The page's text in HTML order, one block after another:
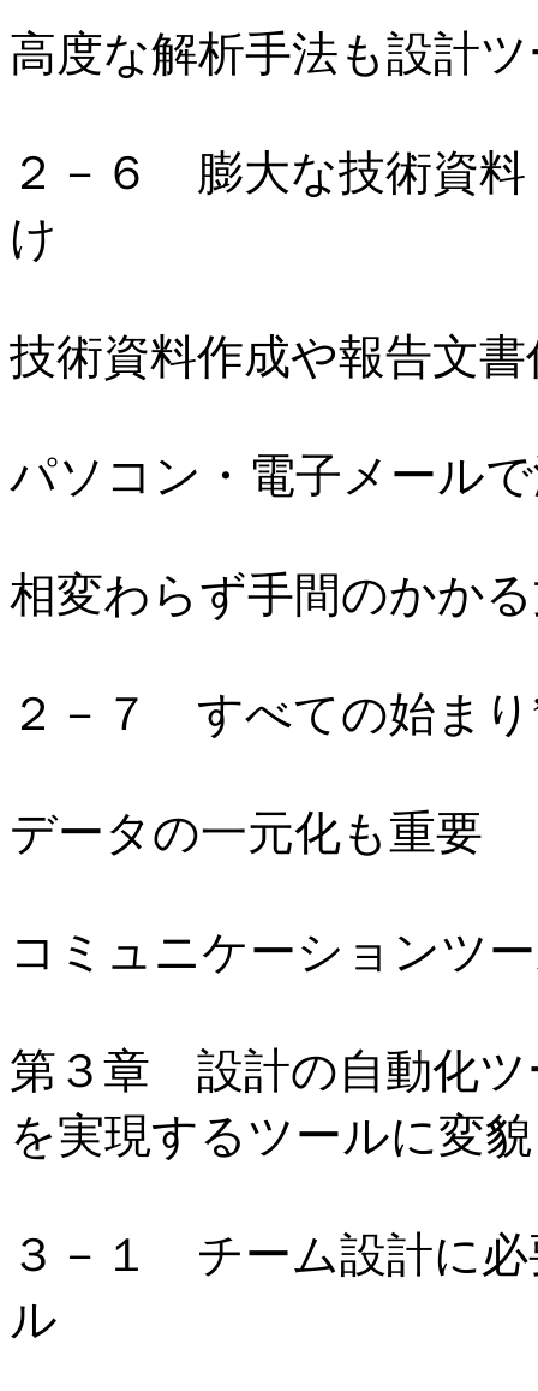
高度な解析手法も設計
２－６ 膨大な技術資料
け
技術資料作成や報告文
パソコン・電子メール
相変わらず手間のかか
２－７ すべての始まり
データの一元化も重要
コミュニケーションツ
第３章 設計の自動化ツ
を実現するツールに変
３－１ チーム設計に
ル